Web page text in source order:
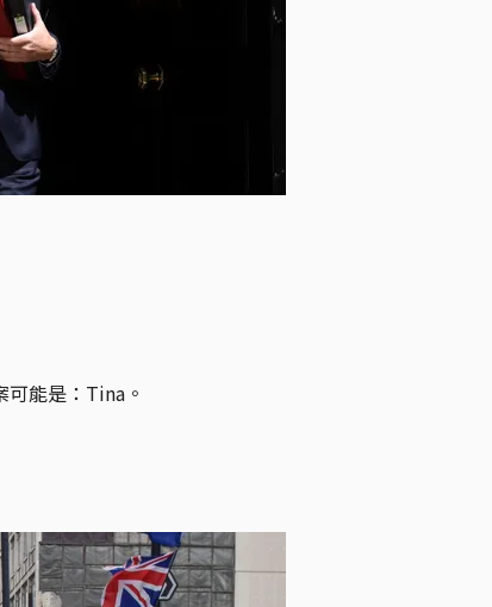
能是：Tina。